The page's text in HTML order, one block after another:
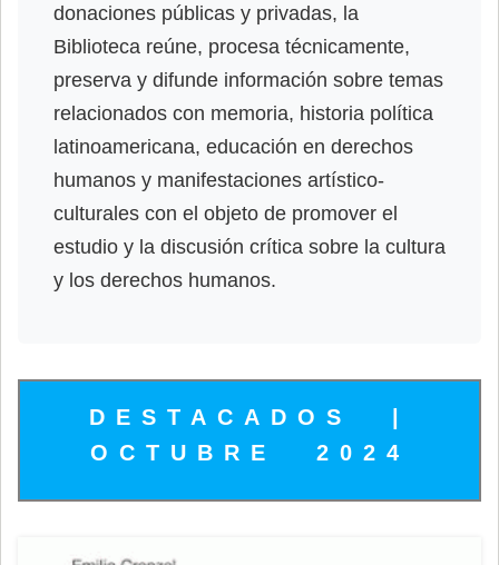
donaciones públicas y privadas, la
Biblioteca reúne, procesa técnicamente,
preserva y difunde información sobre temas
relacionados con memoria, historia política
latinoamericana, educación en derechos
humanos y manifestaciones artístico-
culturales con el objeto de promover el
estudio y la discusión crítica sobre la cultura
y los derechos humanos.
DESTACADOS |
OCTUBRE 2024